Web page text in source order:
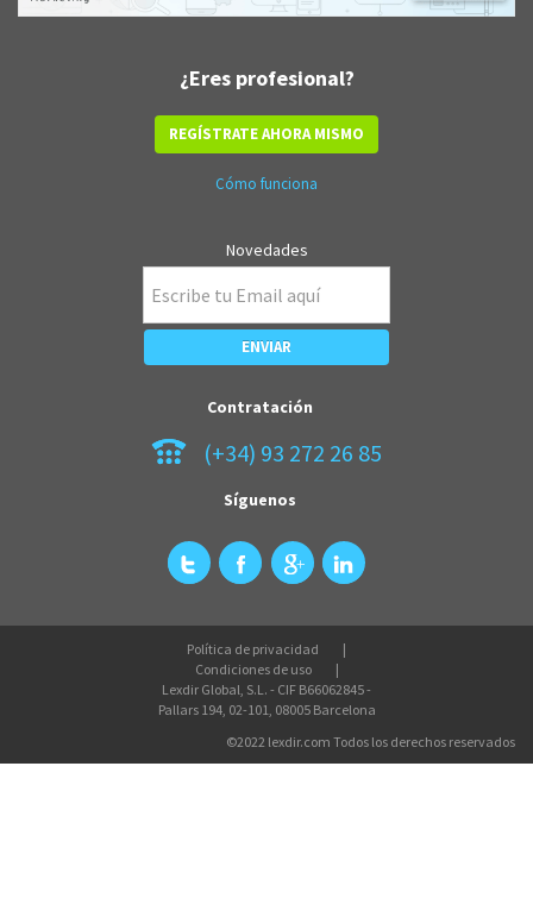
¿Eres profesional?
REGÍSTRATE AHORA MISMO
Cómo funciona
Novedades
Contratación
(+34) 93 272 26 85
Síguenos
Política de privacidad
Condiciones de uso
Lexdir Global, S.L. - CIF B66062845 -
Pallars 194, 02-101, 08005 Barcelona
©2022 lexdir.com Todos los derechos reservados